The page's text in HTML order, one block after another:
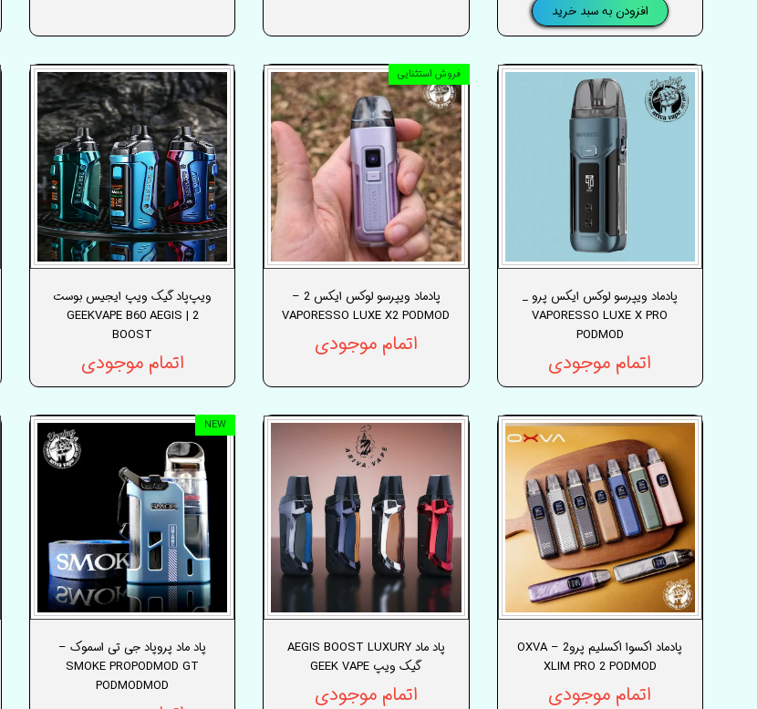
افزودن به سبد خرید
پادماد ویپرسو لوکس ایکس پرو _
VAPORESSO LUXE X PRO
PODMOD
اتمام موجودی
پادماد ویپرسو لوکس ایکس 2 –
VAPORESSO LUXE X2 PODMOD
اتمام موجودی
فروش استثنایی
ویپ‌پاد گیک ویپ ایجیس بوست
2 | GEEKVAPE B60 AEGIS
BOOST
اتمام موجودی
پادماد اکسوا اکسلیم پرو2 – OXVA
XLIM PRO 2 PODMOD
اتمام موجودی
پاد ماد AEGIS BOOST LUXURY
گیک ویپ GEEK VAPE
اتمام موجودی
پاد ماد پروپاد جی تی اسموک –
SMOKE PROPODMOD GT
PODMODMOD
NEW